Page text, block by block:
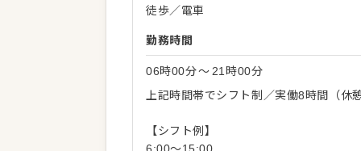
徒歩／電車
勤務時間
06時00分〜 21時00分
上記時間帯でシフト制／実働8時間（休
【シフト例】